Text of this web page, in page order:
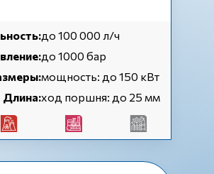
до 100 000 л/ч
до 1000 бар
мощность: до 150 кВт
Длина:ход поршня: до 25 мм